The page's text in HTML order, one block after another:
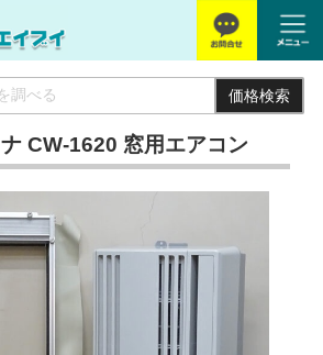
価格検索
CW-1620 窓用エアコン